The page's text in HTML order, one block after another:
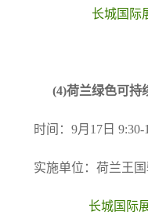
长城国际
(4)荷兰绿色可持
时间：9月17日 9:30-
实施单位：荷兰王
长城国际